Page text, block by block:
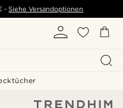
- Siehe Versandoptionen